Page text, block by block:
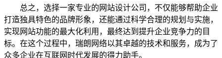
总之，选择一家专业的网站设计公司，不仅能够帮助企业
打造独具特色的品牌形象，还能通过科学合理的规划与实施，
实现网站功能的最大化利用，最终达到提升企业竞争力的目
标。在这个过程中，瑞朗网络以其卓越的技术和服务，成为了
众多企业在互联网时代发展的得力助手。